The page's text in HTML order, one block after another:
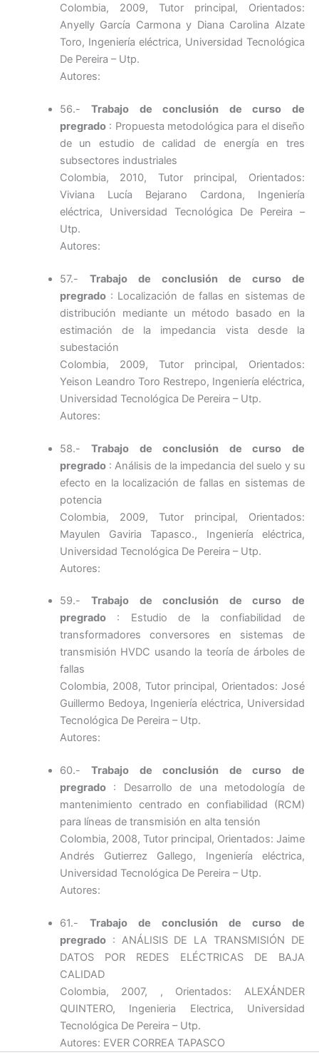
Colombia, 2009, Tutor principal, Orientados:
Anyelly García Carmona y Diana Carolina Alzate
Toro, Ingeniería eléctrica, Universidad Tecnológica
De Pereira – Utp.
Autores:
56.-Trabajo de conclusión de curso de
pregrado: Propuesta metodológica para el diseño
de un estudio de calidad de energía en tres
subsectores industriales
Colombia, 2010, Tutor principal, Orientados:
Viviana Lucía Bejarano Cardona, Ingeniería
eléctrica, Universidad Tecnológica De Pereira –
Utp.
Autores:
57.- Trabajo de conclusión de curso de
pregrado: Localización de fallas en sistemas de
distribución mediante un método basado en la
estimación de la impedancia vista desde la
subestación
Colombia, 2009, Tutor principal, Orientados:
Yeison Leandro Toro Restrepo, Ingeniería eléctrica,
Universidad Tecnológica De Pereira – Utp.
Autores:
58.-Trabajo de conclusión de curso de
pregrado: Análisis de la impedancia del suelo y su
efecto en la localización de fallas en sistemas de
potencia
Colombia, 2009, Tutor principal, Orientados:
Mayulen Gaviria Tapasco., Ingeniería eléctrica,
Universidad Tecnológica De Pereira – Utp.
Autores:
59.-Trabajo de conclusión de curso de
pregrado: Estudio de la confiabilidad de
transformadores conversores en sistemas de
transmisión HVDC usando la teoría de árboles de
fallas
Colombia, 2008, Tutor principal, Orientados: José
Guillermo Bedoya, Ingeniería eléctrica, Universidad
Tecnológica De Pereira – Utp.
Autores:
60.-Trabajo de conclusión de curso de
pregrado: Desarrollo de una metodología de
mantenimiento centrado en confiabilidad (RCM)
para líneas de transmisión en alta tensión
Colombia, 2008, Tutor principal, Orientados: Jaime
Andrés Gutierrez Gallego, Ingeniería eléctrica,
Universidad Tecnológica De Pereira – Utp.
Autores:
61.- Trabajo de conclusión de curso de
pregrado: ANÁLISIS DE LA TRANSMISIÓN DE
DATOS POR REDES ELÉCTRICAS DE BAJA
CALIDAD
Colombia, 2007, , Orientados: ALEXÁNDER
QUINTERO, Ingenieria Electrica, Universidad
Tecnológica De Pereira – Utp.
Autores: EVER CORREA TAPASCO